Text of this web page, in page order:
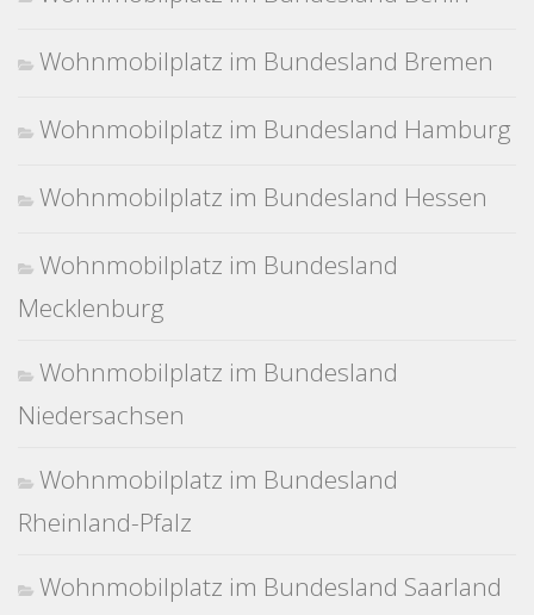
Wohnmobilplatz im Bundesland Bremen
Wohnmobilplatz im Bundesland Hamburg
Wohnmobilplatz im Bundesland Hessen
Wohnmobilplatz im Bundesland
Mecklenburg
Wohnmobilplatz im Bundesland
Niedersachsen
Wohnmobilplatz im Bundesland
Rheinland-Pfalz
Wohnmobilplatz im Bundesland Saarland